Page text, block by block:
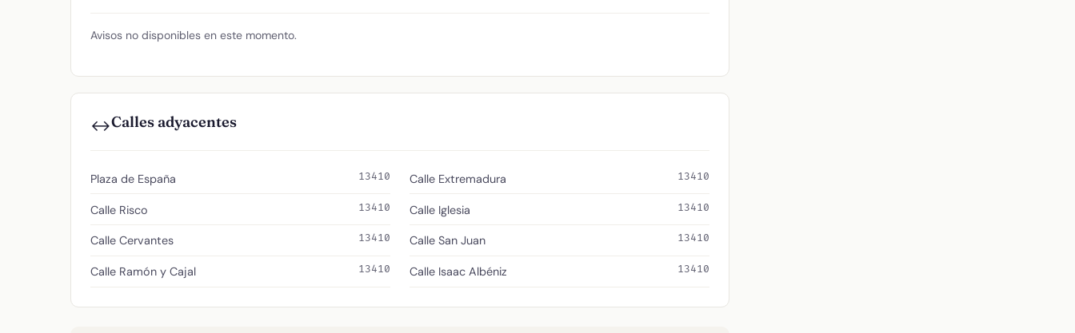
Avisos no disponibles en este momento.
↔️Calles adyacentes
Plaza de España 13410
Calle Risco 13410
Calle Cervantes 13410
Calle Ramón y Cajal 13410
Calle Extremadura 13410
Calle Iglesia 13410
Calle San Juan 13410
Calle Isaac Albéniz 13410